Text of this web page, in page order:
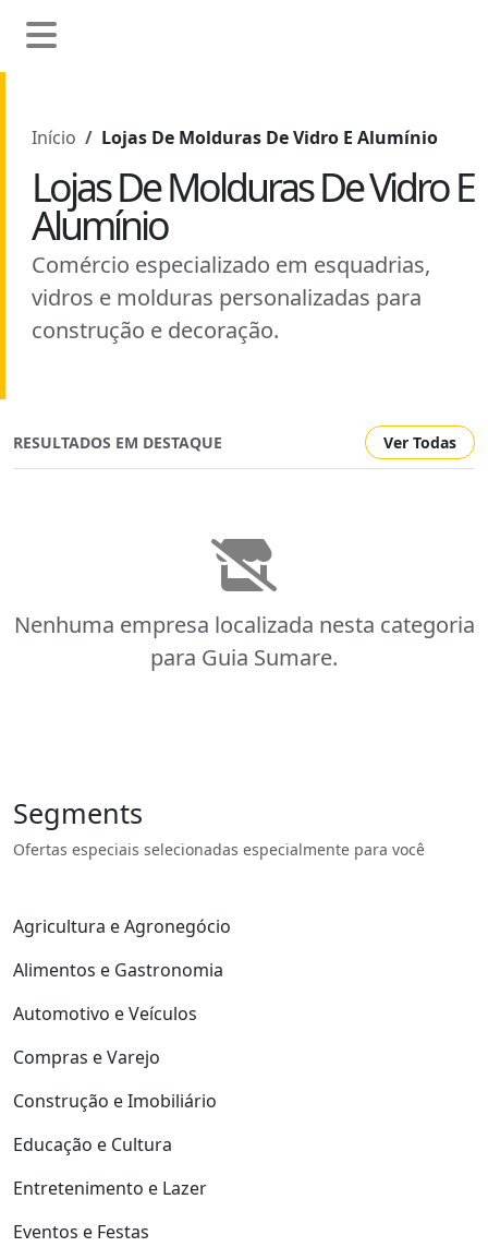
Início Lojas De Molduras De Vidro E Alumínio
Lojas De Molduras De Vidro E
Alumínio
Comércio especializado em esquadrias,
vidros e molduras personalizadas para
construção e decoração.
RESULTADOS EM DESTAQUE Ver Todas
Nenhuma empresa localizada nesta categoria
para Guia Sumare.
Segments
Ofertas especiais selecionadas especialmente para você
Agricultura e Agronegócio
Alimentos e Gastronomia
Automotivo e Veículos
Compras e Varejo
Construção e Imobiliário
Educação e Cultura
Entretenimento e Lazer
Eventos e Festas